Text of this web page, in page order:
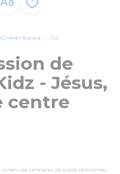
Musique Clip
de
- Jésus,
centre
de partenaires de qualité sélectionnés.